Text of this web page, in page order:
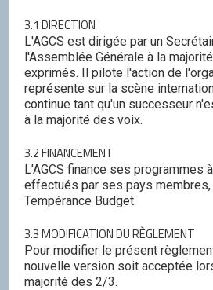
3.1 DIRECTION
L'AGCS est dirigée par un
l'Assemblée Générale à la
exprimés. Il pilote l'action de
représente sur la scène
continue tant qu'un successeur
à la majorité des voix.
3.2 FINANCEMENT
L'AGCS finance ses programmes
effectués par ses pays
Tempérance Budget.
3.3 MODIFICATION DU RÈGLEMENT
Pour modifier le présent
nouvelle version soit acceptée
majorité des 2/3.